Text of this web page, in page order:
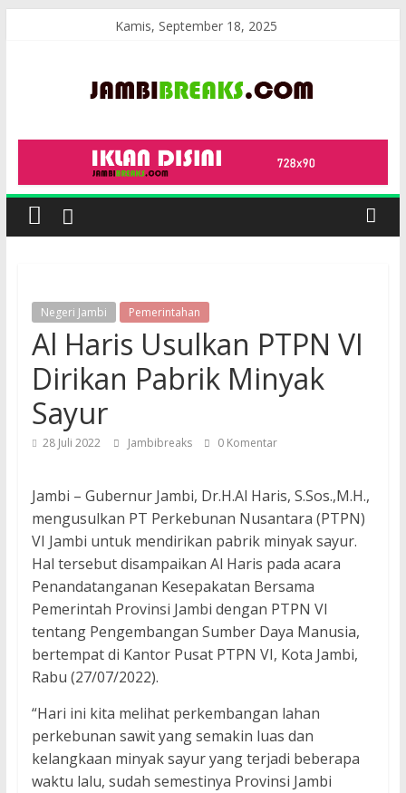
Kamis, September 18, 2025
JambiBreaks
Negeri Jambi Pemerintahan
Al Haris Usulkan PTPN VI
Dirikan Pabrik Minyak
Sayur
28 Juli 2022 Jambibreaks 0 Komentar
Jambi – Gubernur Jambi, Dr.H.Al Haris, S.Sos.,M.H.,
mengusulkan PT Perkebunan Nusantara (PTPN)
VI Jambi untuk mendirikan pabrik minyak sayur.
Hal tersebut disampaikan Al Haris pada acara
Penandatanganan Kesepakatan Bersama
Pemerintah Provinsi Jambi dengan PTPN VI
tentang Pengembangan Sumber Daya Manusia,
bertempat di Kantor Pusat PTPN VI, Kota Jambi,
Rabu (27/07/2022).
“Hari ini kita melihat perkembangan lahan
perkebunan sawit yang semakin luas dan
kelangkaan minyak sayur yang terjadi beberapa
waktu lalu, sudah semestinya Provinsi Jambi